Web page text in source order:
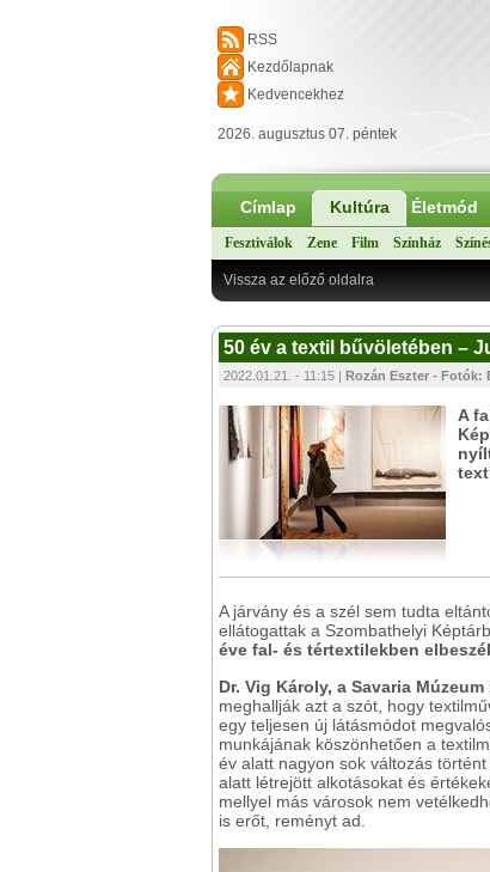
RSS
Kezdőlapnak
Kedvencekhez
2026. augusztus 07. péntek
Címlap Kultúra Életmód
Fesztiválok Zene Film Színház
Vissza az előző oldalra
50 év a textil bűvöletében –
2022.01.21. - 11:15 | Rozán Eszter - Fotók:
A
A járvány és a szél sem tudta
ellátogattak a Szombathelyi
éve fal- és tértextilekben
Dr. Vig Károly, a Savaria
meghallják azt a szót, hogy
egy teljesen új látásmódot
munkájának köszönhetően a
év alatt nagyon sok változás
alatt létrejött alkotásokat és
mellyel más városok nem
is erőt, reményt ad.